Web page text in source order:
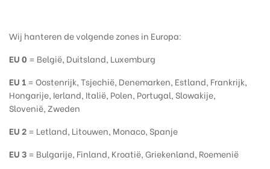
Wij hanteren de volgende zones in Europa:
EU 0 = België, Duitsland, Luxemburg
EU 1= Oostenrijk, Tsjechië, Denemarken, Estland, Frankrijk,
Hongarije, Ierland, Italië, Polen, Portugal, Slowakije,
Slovenië, Zweden
EU 2= Letland, Litouwen, Monaco, Spanje
EU 3= Bulgarije, Finland, Kroatië, Griekenland, Roemenië